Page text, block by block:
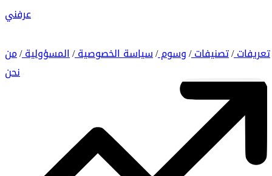
عرفني
تعريفات/ تصنيفات/ وسوم/ سياسة الخصوصية/ المسؤولية/ من
نحن